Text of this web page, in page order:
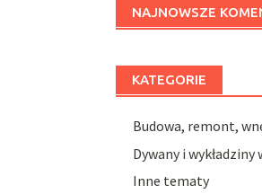
NAJNOWSZE
KATEGORIE
Budowa, remont,
Dywany i wykładziny
Inne tematy